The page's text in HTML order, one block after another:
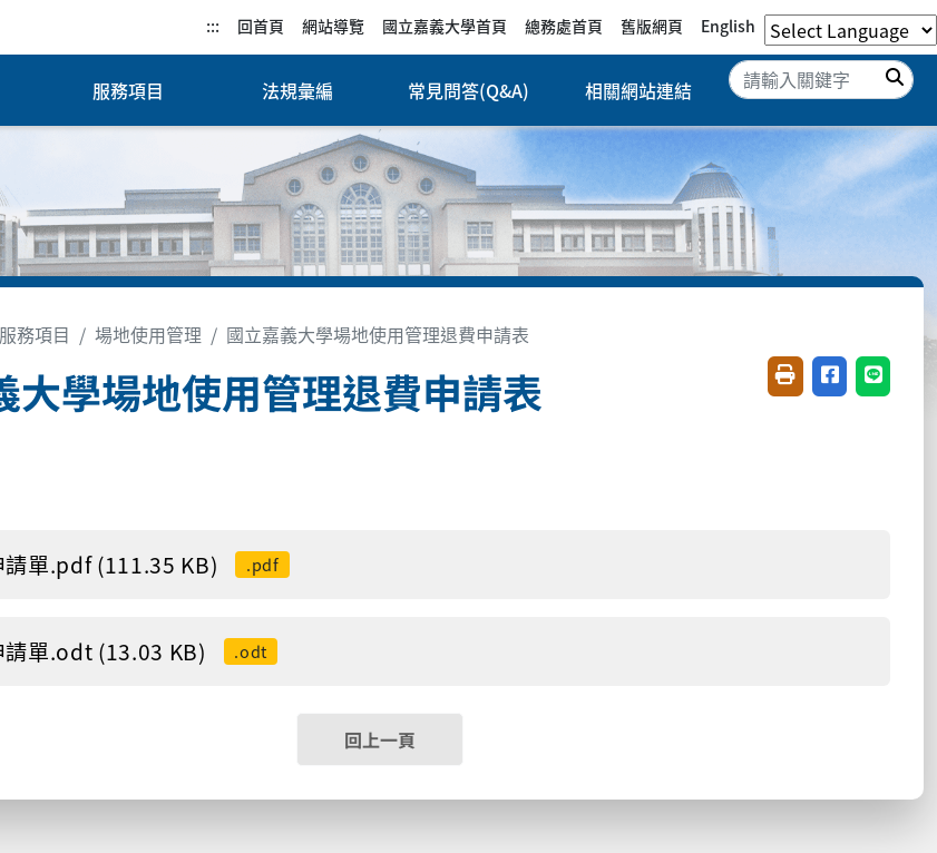
::: 回首頁 網站導覽 國立嘉義大學首頁 總務處首頁 舊版網頁 English
服務項目 法規彙編 常見問答(Q&A) 相關網站連結
搜
服務項目 場地使用管理 國立嘉義大學場地使用管理退費申請表
大學場地使用管理退費申請表 友善列印(開新視窗)
分享至臉書(
分享至
請單.pdf (111.35 KB) .pdf
請單.odt (13.03 KB) .odt
回上一頁